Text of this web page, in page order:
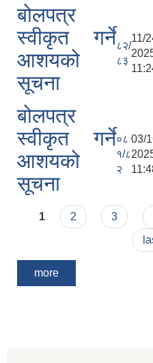
बोलपत्र
स्वीकृत गर्ने
आशयको
सूचना
८२/
८३
11/
बोलपत्र
स्वीकृत गर्ने
आशयको
सूचना
०८
१/८
२
03/
Pages
1 2 3
more